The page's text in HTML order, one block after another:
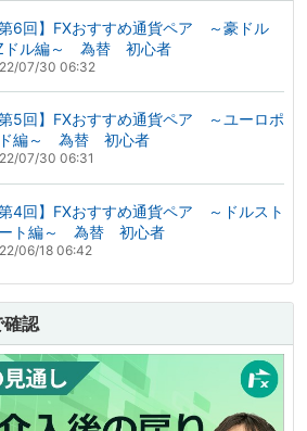
第6回】FXおすすめ通貨ペア ～豪ドル
ドル編～ 為替 初心者
07/30 06:32
第5回】FXおすすめ通貨ペア ～ユーロポ
編～ 為替 初心者
07/30 06:31
第4回】FXおすすめ通貨ペア ～ドルスト
ト編～ 為替 初心者
06/18 06:42
認